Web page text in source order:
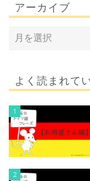
アーカイブ
よく読まれて
1
2